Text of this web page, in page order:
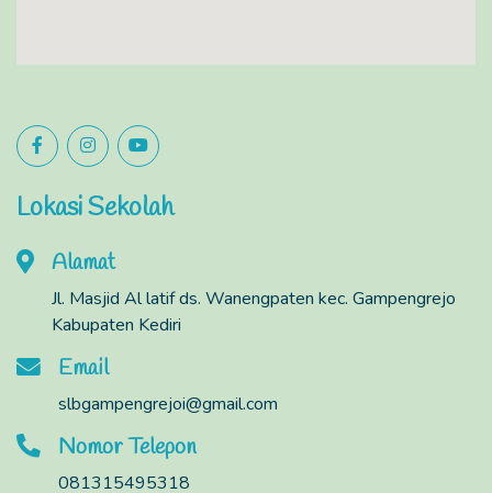
Lokasi Sekolah
Alamat
Jl. Masjid Al latif ds. Wanengpaten kec. Gampengrejo
Kabupaten Kediri
Email
slbgampengrejoi@gmail.com
Nomor Telepon
081315495318